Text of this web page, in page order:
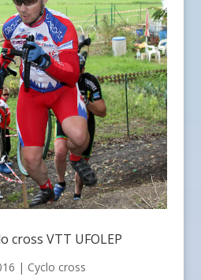
cross VTT UFOLEP
| Cyclo cross